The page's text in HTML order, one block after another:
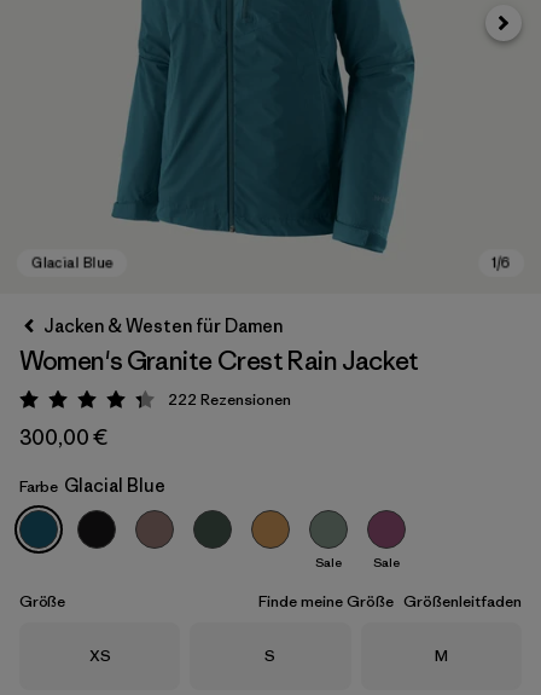
Glacial Blue
Jacken & Westen für Damen
Women's Granite Crest Rain Jacket
Bewertung: 4.3 / 5
222 Rezensionen
300,00 €
Farbe Glacial Blue
Sale Sale
Größe Finde meine Größe Größenleitfaden
Größe
XS Größe
S Größe
M